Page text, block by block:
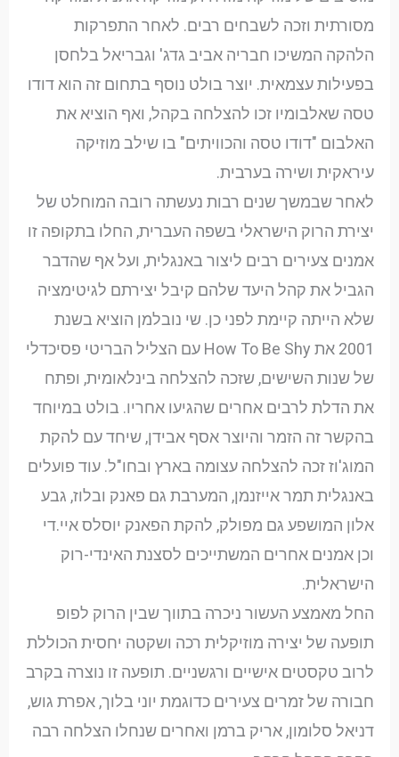
מסורתית וזכה לשבחים רבים. לאחר התפרקות
הלהקה המשיכו חבריה אביב גדג' וגבריאל בלחסן
בפעילות עצמאית. יוצר בולט נוסף בתחום זה הוא דודו
טסה שאלבומיו זכו להצלחה בקהל, ואף הוציא את
האלבום "דודו טסה והכוויתים" בו שילב מוזיקה
עיראקית ושירה בערבית.
לאחר שבמשך שנים רבות נעשתה רובה המוחלט של
יצירת הרוק הישראלי בשפה העברית, החלו בתקופה זו
אמנים צעירים רבים ליצור באנגלית, ועל אף שהדבר
הגביל את קהל היעד שלהם קיבל יצירתם לגיטימציה
שלא הייתה קיימת לפני כן. שי נובלמן הוציא בשנת
2001 את How To Be Shy עם הצליל הבריטי פסיכדלי
של שנות השישים, שזכה להצלחה בינלאומית, ופתח
את הדלת לרבים אחרים שהגיעו אחריו. בולט במיוחד
בהקשר זה הזמר והיוצר אסף אבידן, שיחד עם להקת
המוג'וז זכה להצלחה עצומה בארץ ובחו"ל. עוד פועלים
באנגלית תמר אייזנמן, המערבת גם פאנק ובלוז, גבע
אלון המושפע גם מפולק, להקת הפאנק יוסלס איי.די
וכן אמנים אחרים המשתייכים לסצנת האינדי-רוק
הישראלית.
החל מאמצע העשור ניכרה בתווך שבין הרוק לפופ
תופעה של יצירה מוזיקלית רכה ושקטה יחסית הכוללת
לרוב טקסטים אישיים ורגשניים. תופעה זו נוצרה בקרב
חבורה של זמרים צעירים כדוגמת יוני בלוך, אפרת גוש,
דניאל סלומון, אריק ברמן ואחרים שנחלו הצלחה רבה